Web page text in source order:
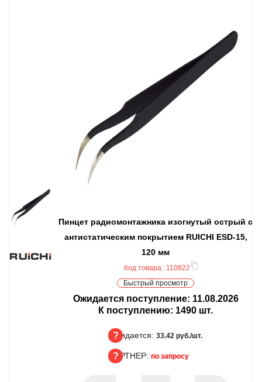
Пинцет радиомонтажника изогнутый острый с
антистатическим покрытием RUICHI ESD-15,
120 мм
Код товара: 110822
Быстрый просмотр
Ожидается поступление: 11.08.2026
К поступлению: 1490 шт.
Ожидается
Ожидается: 33.42 руб./шт.
ПАРТНЕР: по запросу